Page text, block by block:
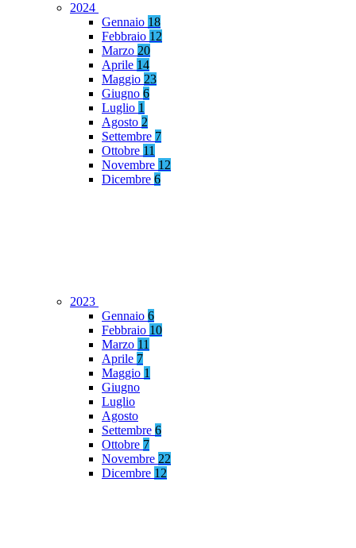
2024
Gennaio 18
Febbraio 12
Marzo 20
Aprile 14
Maggio 23
Giugno 6
Luglio 1
Agosto 2
Settembre 7
Ottobre 11
Novembre 12
Dicembre 6
2023
Gennaio 6
Febbraio 10
Marzo 11
Aprile 7
Maggio 1
Giugno
Luglio
Agosto
Settembre 6
Ottobre 7
Novembre 22
Dicembre 12